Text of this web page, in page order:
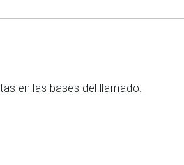
en las bases del llamado.